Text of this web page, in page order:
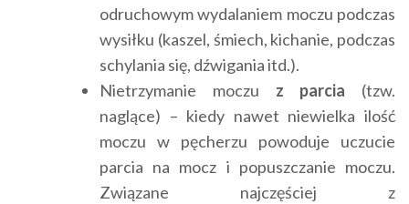
odruchowym wydalaniem moczu podczas
wysiłku (kaszel, śmiech, kichanie, podczas
schylania się, dźwigania itd.).
Nietrzymanie moczu z parcia (tzw.
naglące) – kiedy nawet niewielka ilość
moczu w pęcherzu powoduje uczucie
parcia na mocz i popuszczanie moczu.
Związane najczęściej z